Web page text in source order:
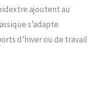
marche,la promenade
travail en plein air et
occasions.Ils
bons pour
articulations
âgées.Un excellent
ajoutent au
s’adapte
d’hiver ou de travail